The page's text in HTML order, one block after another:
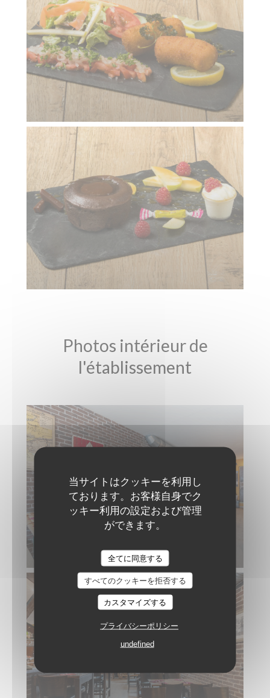
当サイトはクッキーを利用し
ております。お客様自身でク
ッキー利用の設定および管理
ができます。
全てに同意する
すべてのクッキーを拒否する
カスタマイズする
プライバシーポリシー
undefined
Photos intérieur de
l'établissement